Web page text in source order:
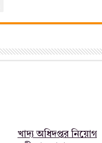
খাদ্য অধিদপ্তর নিয়োগ